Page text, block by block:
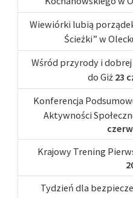
Wiewiórki lubią
Ścieżki” w
Wśród przyrody i
do Giż 23
Konferencja
Aktywności
Krajowy Trening
Tydzień dla